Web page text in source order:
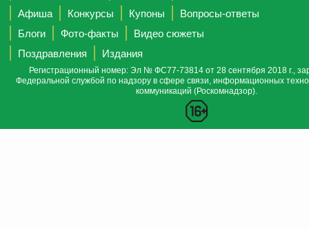
Афиша
Конкурсы Купоны
Вопросы-ответы
Блоги
Фото-факты
Видео сюжеты
Поздравления
Издания
Регистрационный номер: Эл № ФС77-73814 от 28 сентября 2018 г.,
Федеральной службой по надзору в сфере связи, информационных
коммуникаций (Роскомнадзор).